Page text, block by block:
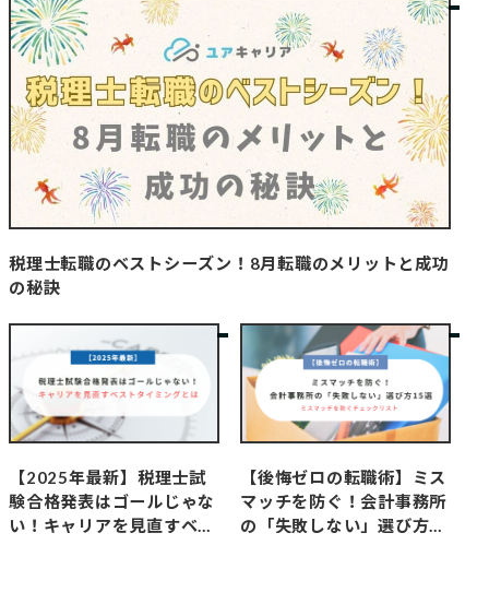
税理士転職のベストシーズン！8月転職のメリットと成功
の秘訣
【2025年最新】税理士試
験合格発表はゴールじゃな
い！キャリアを見直すベス
【後悔ゼロの転職術】ミス
マッチを防ぐ！会計事務所
の「失敗しない」選び方1